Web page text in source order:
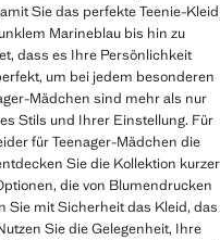
Sie das perfekte Teenie-Kleid
Marineblau bis hin zu
dass es Ihre Persönlichkeit
um bei jedem besonderen
Mädchen sind mehr als nur
Stils und Ihrer Einstellung. Für
für Teenager-Mädchen die
Sie die Kollektion kurzer
die von Blumendrucken
Sie mit Sicherheit das Kleid, das
Sie die Gelegenheit, Ihre